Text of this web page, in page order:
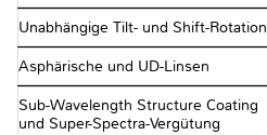
Unabhängige Tilt- und Shift-Rotation
Asphärische und UD-Linsen
Sub-Wavelength Structure Coating
und Super-Spectra-Vergütung